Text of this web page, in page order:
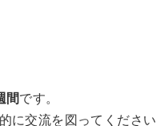
間です。
交流を図ってください